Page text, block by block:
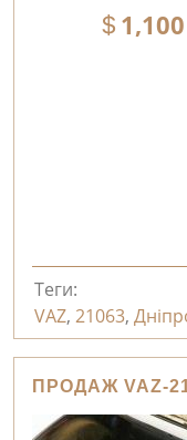
1,100
Теги:
VAZ, 21063,
ПРОДАЖ VAZ-